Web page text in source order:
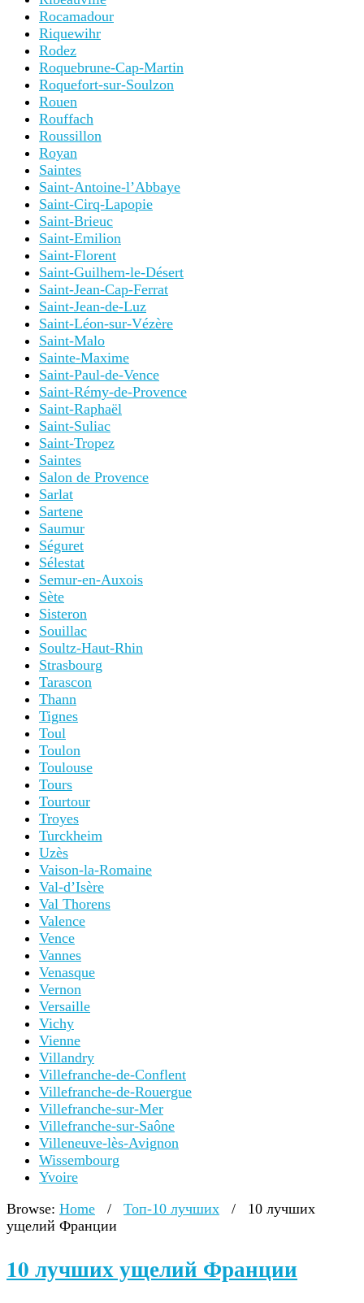
Rocamadour
Riquewihr
Rodez
Roquebrune-Cap-Martin
Roquefort-sur-Soulzon
Rouen
Rouffach
Roussillon
Royan
Saintes
Saint-Antoine-l’Abbaye
Saint-Cirq-Lapopie
Saint-Brieuc
Saint-Emilion
Saint-Florent
Saint-Guilhem-le-Désert
Saint-Jean-Cap-Ferrat
Saint-Jean-de-Luz
Saint-Léon-sur-Vézère
Saint-Malo
Sainte-Maxime
Saint-Paul-de-Vence
Saint-Rémy-de-Provence
Saint-Raphaël
Saint-Suliac
Saint-Tropez
Saintes
Salon de Provence
Sarlat
Sartene
Saumur
Séguret
Sélestat
Semur-en-Auxois
Sète
Sisteron
Souillac
Soultz-Haut-Rhin
Strasbourg
Tarascon
Thann
Tignes
Toul
Toulon
Toulouse
Tours
Tourtour
Troyes
Turckheim
Uzès
Vaison-la-Romaine
Val-d’Isère
Val Thorens
Valence
Vence
Vannes
Venasque
Vernon
Versaille
Vichy
Vienne
Villandry
Villefranche-de-Conflent
Villefranche-de-Rouergue
Villefranche-sur-Mer
Villefranche-sur-Saône
Villeneuve-lès-Avignon
Wissembourg
Yvoire
Browse: Home / Топ-10 лучших /
10 лучших
ущелий Франции
10 лучших ущелий Франции